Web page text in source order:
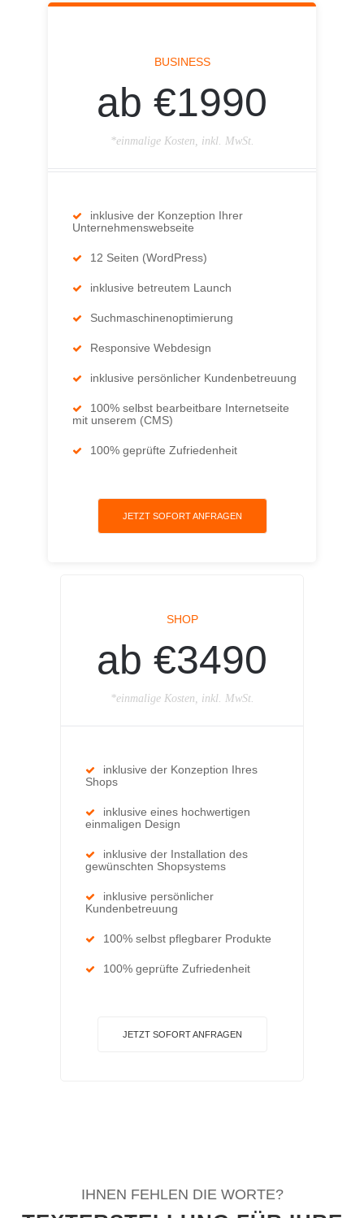
BUSINESS
ab €1990
*einmalige Kosten, inkl. MwSt.
inklusive der Konzeption Ihrer
Unternehmenswebseite
12 Seiten (WordPress)
inklusive betreutem Launch
Suchmaschinenoptimierung
Responsive Webdesign
inklusive persönlicher Kundenbetreuung
100% selbst bearbeitbare Internetseite
mit unserem (CMS)
100% geprüfte Zufriedenheit
JETZT SOFORT ANFRAGEN
SHOP
ab €3490
*einmalige Kosten, inkl. MwSt.
inklusive der Konzeption Ihres
Shops
inklusive eines hochwertigen
einmaligen Design
inklusive der Installation des
gewünschten Shopsystems
inklusive persönlicher
Kundenbetreuung
100% selbst pflegbarer Produkte
100% geprüfte Zufriedenheit
JETZT SOFORT ANFRAGEN
IHNEN FEHLEN DIE WORTE?